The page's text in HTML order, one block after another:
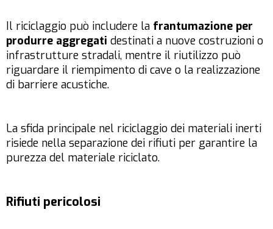
Il riciclaggio può includere la frantumazione per
produrre aggregati destinati a nuove costruzioni o
infrastrutture stradali, mentre il riutilizzo può
riguardare il riempimento di cave o la realizzazione
di barriere acustiche.
La sfida principale nel riciclaggio dei materiali inerti
risiede nella separazione dei rifiuti per garantire la
purezza del materiale riciclato.
Rifiuti pericolosi